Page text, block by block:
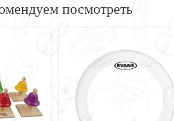
посмотреть